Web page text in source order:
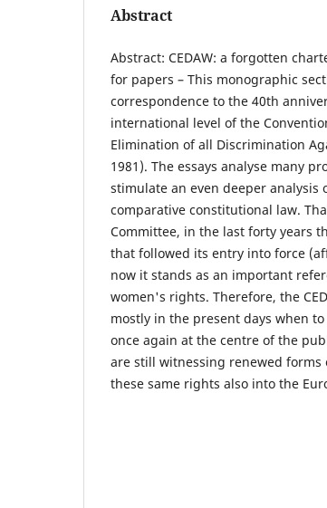
Abstract
Abstract: CEDAW: a forgotten
for papers – This monographic
correspondence to the 40th
international level of the
Elimination of all Discrimination
1981). The essays analyse many
stimulate an even deeper
comparative constitutional law.
Committee, in the last forty years
that followed its entry into force
now it stands as an important
women's rights. Therefore, the
mostly in the present days when
once again at the centre of the
are still witnessing renewed
these same rights also into the